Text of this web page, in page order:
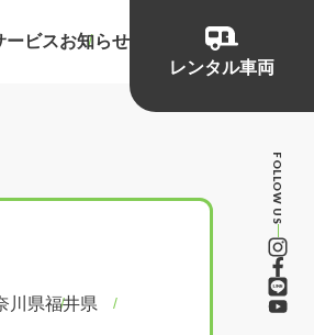
ービスお知らせ
レンタル車両
FOLLOW US
川県福井県